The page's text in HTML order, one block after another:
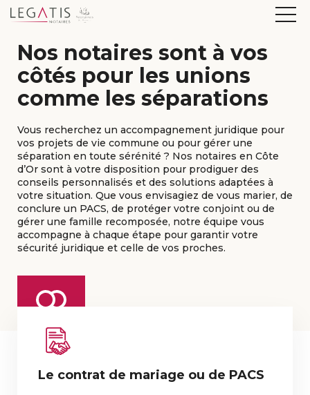
Nos notaires sont à vos
côtés pour les unions
comme les séparations
Vous recherchez un accompagnement juridique pour
vos projets de vie commune ou pour gérer une
séparation en toute sérénité ? Nos notaires en Côte
d’Or sont à votre disposition pour prodiguer des
conseils personnalisés et des solutions adaptées à
votre situation. Que vous envisagiez de vous marier, de
conclure un PACS, de protéger votre conjoint ou de
gérer une famille recomposée, notre équipe vous
accompagne à chaque étape pour garantir votre
sécurité juridique et celle de vos proches.
Le contrat de mariage ou de PACS